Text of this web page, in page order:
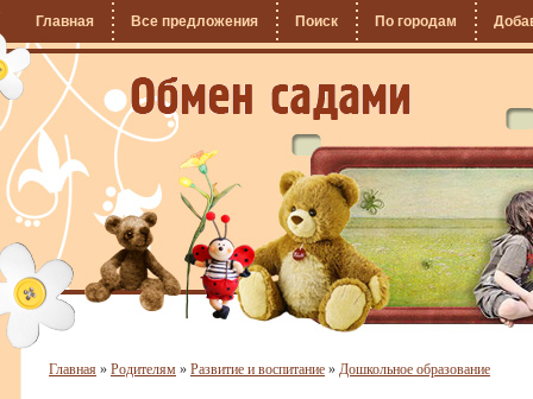
Главная Все предложения Поиск По городам
Главная » Родителям » Развитие и воспитание » Дошкольное образование